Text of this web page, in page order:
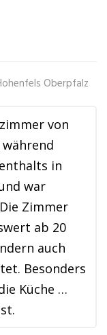
Oberpfalz
von
in
war
Zimmer
ab 20
auch
Besonders
Küche …